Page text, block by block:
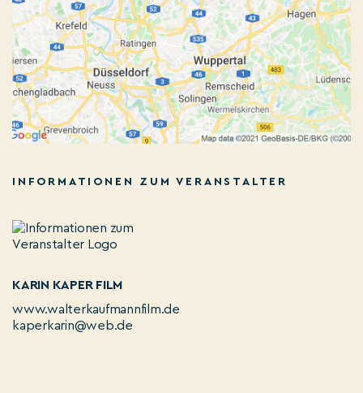
INFORMATIONEN ZUM VERANSTALTER
KARIN KAPER FILM
www.walterkaufmannfilm.de
kaperkarin@web.de